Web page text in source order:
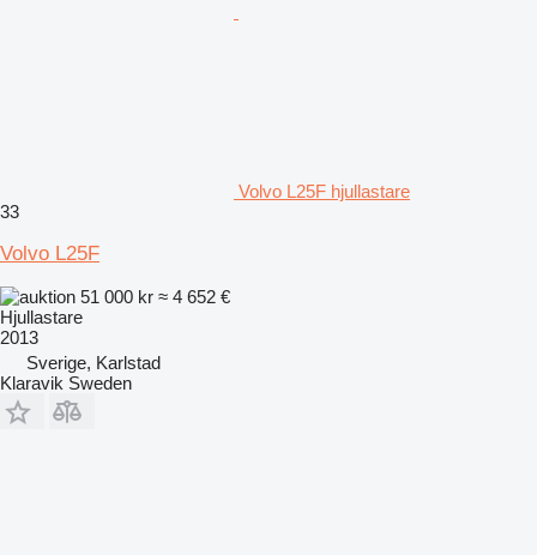
Volvo L25F hjullastare
33
Volvo L25F
51 000 kr ≈ 4 652 €
Hjullastare
2013
Sverige, Karlstad
Klaravik Sweden